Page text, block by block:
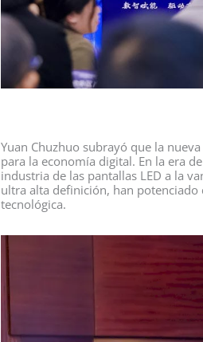
Yuan Chuzhuo subrayó que la
para la economía digital. En la era
industria de las pantallas LED a la
ultra alta definición, han
tecnológica.